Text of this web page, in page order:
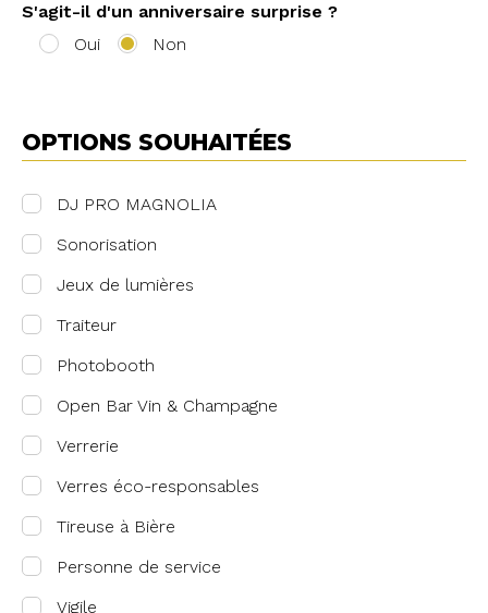
S'agit-il d'un anniversaire surprise ?
Oui
Non
OPTIONS SOUHAITÉES
DJ PRO MAGNOLIA
Sonorisation
Jeux de lumières
Traiteur
Photobooth
Open Bar Vin & Champagne
Verrerie
Verres éco-responsables
Tireuse à Bière
Personne de service
Vigile